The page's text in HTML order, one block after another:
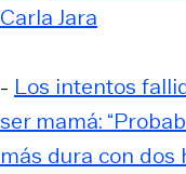
Carla Jara
- Los intentos
ser mamá:
más dura con dos